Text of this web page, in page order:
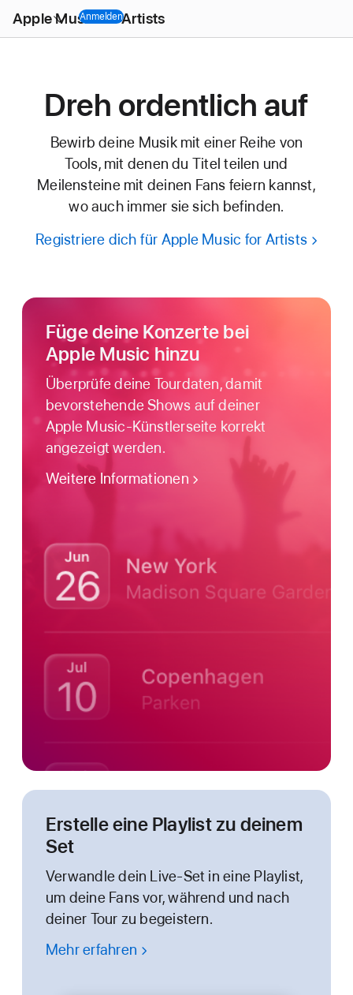
Apple Music for Artists
Menu
Anmelden
Dreh ordentlich auf
Bewirb deine Musik mit einer Reihe von
Tools, mit denen du Titel teilen und
Meilensteine mit deinen Fans feiern kannst,
wo auch immer sie sich befinden.
Registriere dich für Apple Music for Artists
Füge deine Konzerte bei
Apple Music hinzu
Überprüfe deine Tourdaten, damit
bevorstehende Shows auf deiner
Apple Music-Künstlerseite korrekt
angezeigt werden.
Weitere Informationen
Erstelle eine Playlist zu deinem
Set
Verwandle dein Live-Set in eine Playlist,
um deine Fans vor, während und nach
deiner Tour zu begeistern.
Mehr erfahren